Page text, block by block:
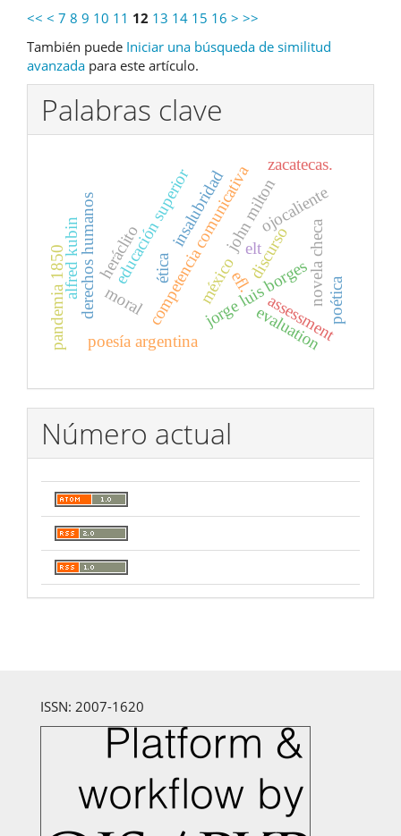
<< < 7 8 9 10 11 12 13 14 15 16 > >>
También puede Iniciar una búsqueda de similitud
avanzada para este artículo.
Palabras clave
discurso
competencia comunicativa
educación superior
jorge luis borges
heráclito john milton
poesía argentina
derechos humanos ética
moral méxico
alfred kubin novela checa
assessment
evaluation
elt
efl.
pandemia 1850
ojocaliente
zacatecas.
insalubridad
poética
Número actual
ISSN: 2007-1620